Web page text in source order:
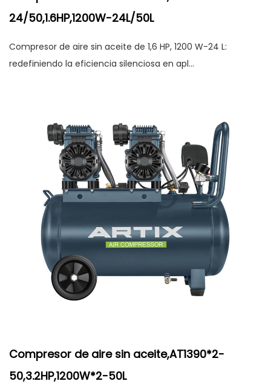
24/50,1.6HP,1200W-24L/50L
Compresor de aire sin aceite de 1,6 HP, 1200 W-24 L:
redefiniendo la eficiencia silenciosa en apl...
Compresor de aire sin aceite,AT1390*2-
50,3.2HP,1200W*2-50L